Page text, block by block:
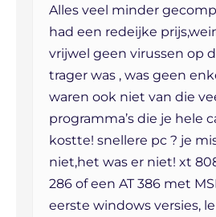
Alles veel minder
had een redeijke
vrijwel geen virussen op
trager was , was geen
waren ook niet van die
programma’s die je hele
kostte! snellere pc ? je
niet,het was er niet! xt
286 of een AT 386 met
eerste windows versies,